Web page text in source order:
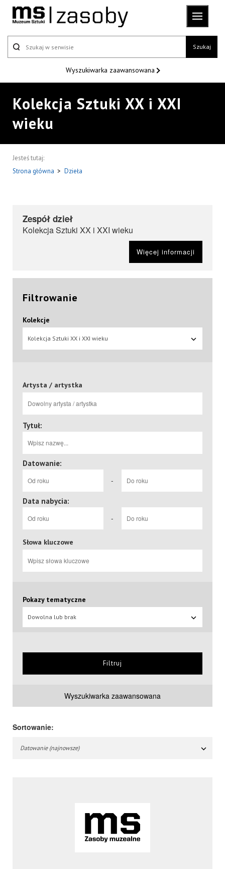
Szukaj
Wyszukiwarka zaawansowana
Kolekcja Sztuki XX i XXI
wieku
Jesteś tutaj:
Strona główna > Dzieła
Zespół dzieł
Kolekcja Sztuki XX i XXI wieku
Więcej informacji
Filtrowanie
Kolekcje
Kolekcja Sztuki XX i XXI wieku
Artysta / artystka
Tytuł:
Datowanie:
-
Data nabycia:
-
Słowa kluczowe
Pokazy tematyczne
Dowolna lub brak
Filtruj
Wyszukiwarka zaawansowana
Sortowanie:
Datowanie (najnowsze)